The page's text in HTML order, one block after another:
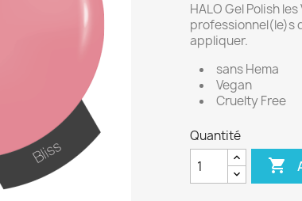
HALO Gel Polish
professionnel(le)s
appliquer.
sans Hema
Vegan
Cruelty Free
Quantité
